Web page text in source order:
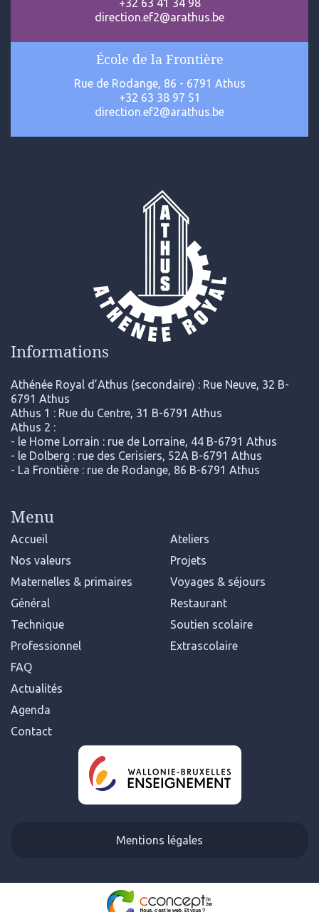
+32 63 41 34 98
direction.ef2@arathus.be
École de la Frontière
Rue de Rodange, 86 - 6791 Athus
+32 63 38 97 51
direction.ef2@arathus.be
Informations
Athénée Royal d’Athus (secondaire) : Rue Neuve, 32 B-
6791 Athus
Athus 1 : Rue du Centre, 31 B-6791 Athus
Athus 2 :
- le Home Lorrain : rue de Lorraine, 44 B-6791 Athus
- le Dolberg : rue des Cerisiers, 52A B-6791 Athus
- La Frontière : rue de Rodange, 86 B-6791 Athus
Menu
Accueil
Nos valeurs
Maternelles & primaires
Général
Technique
Professionnel
FAQ
Actualités
Agenda
Contact
Ateliers
Projets
Voyages & séjours
Restaurant
Soutien scolaire
Extrascolaire
Mentions légales